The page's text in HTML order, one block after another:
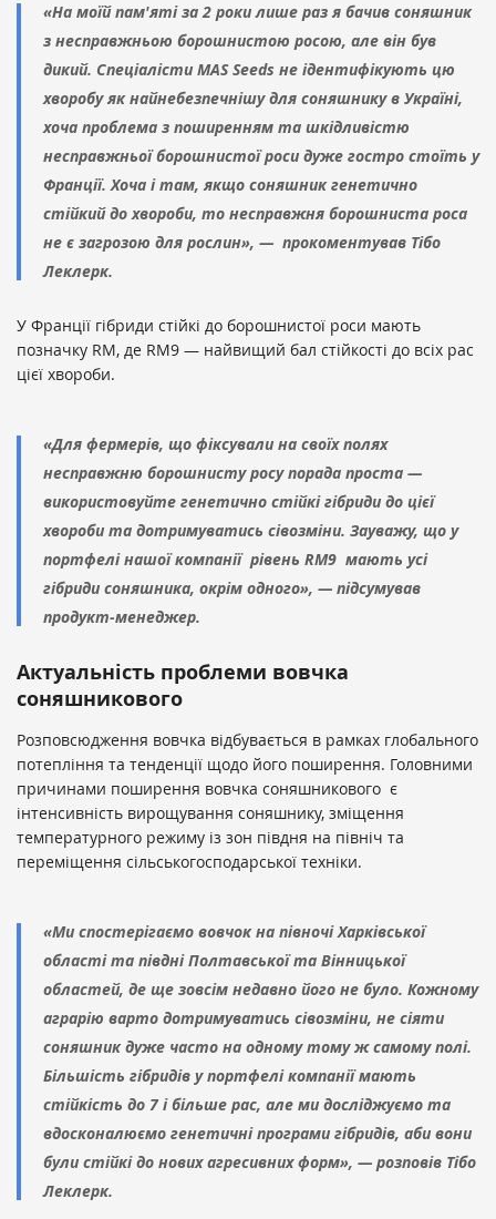
«На моїй пам'яті за 2 роки лише раз я бачив соняшник
з несправжньою борошнистою росою, але він був
дикий. Спеціалісти MAS Seeds не ідентифікують цю
хворобу як найнебезпечнішу для соняшнику в Україні,
хоча проблема з поширенням та шкідливістю
несправжньої борошнистої роси дуже гостро стоїть у
Франції. Хоча і там, якщо соняшник генетично
стійкий до хвороби, то несправжня борошниста роса
не є загрозою для рослин», — прокоментував Тібо
Леклерк.
У Франції гібриди стійкі до борошнистої роси мають
позначку RM, де RM9 — найвищий бал стійкості до всіх рас
цієї хвороби.
«Для фермерів, що фіксували на своїх полях
несправжню борошнисту росу порада проста —
використовуйте генетично стійкі гібриди до цієї
хвороби та дотримуватись сівозміни. Зауважу, що у
портфелі нашої компанії рівень RM9 мають усі
гібриди соняшника, окрім одного», — підсумував
продукт-менеджер.
Актуальність проблеми вовчка
соняшникового
Розповсюдження вовчка відбувається в рамках глобального
потепління та тенденції щодо його поширення. Головними
причинами поширення вовчка соняшникового є
інтенсивність вирощування соняшнику, зміщення
температурного режиму із зон півдня на північ та
переміщення сільськогосподарської техніки.
«Ми спостерігаємо вовчок на півночі Харківської
області та півдні Полтавської та Вінницької
областей, де ще зовсім недавно його не було. Кожному
аграрію варто дотримуватись сівозміни, не сіяти
соняшник дуже часто на одному тому ж самому полі.
Більшість гібридів у портфелі компанії мають
стійкість до 7 і більше рас, але ми досліджуємо та
вдосконалюємо генетичні програми гібридів, аби вони
були стійкі до нових агресивних форм», — розповів Тібо
Леклерк.